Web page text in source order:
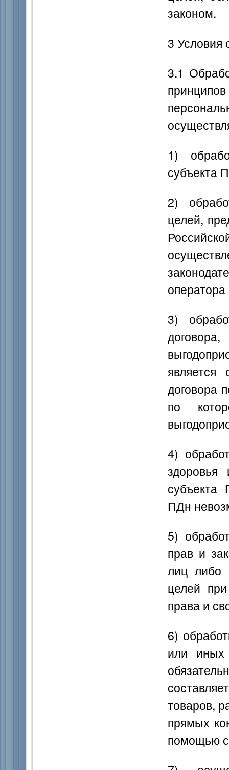
законом.
3 Условия
3.1
1)
субъекта
2)
целей,
3)
договора
по
4)
субъекта
ПДн
5)
прав и
лиц либо
целей
права и
6)
или иных
товаров,
прямых
помощью